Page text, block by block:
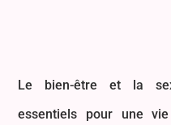
Le bien-être et la
essentiels pour une